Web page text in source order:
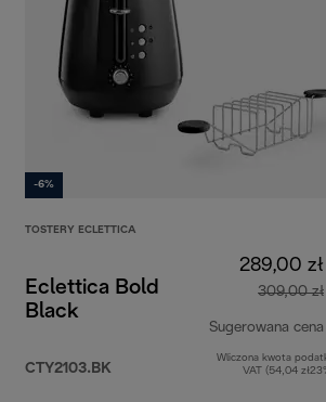
-6%
TOSTERY ECLETTICA
Eclettica Bold
Black
CTY2103.BK
289,00 zł
309,00 zł
Sugerowana cena
Wliczona kwota
VAT (54,04